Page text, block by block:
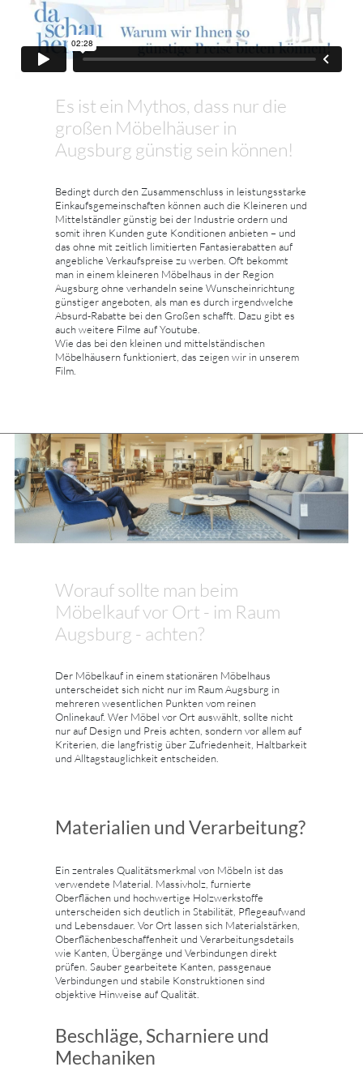
Es ist ein Mythos, dass nur die
großen Möbelhäuser in
Augsburg günstig sein können!
Bedingt durch den Zusammenschluss in leistungsstarke
Einkaufsgemeinschaften können auch die Kleineren und
Mittelständler günstig bei der Industrie ordern und
somit ihren Kunden gute Konditionen anbieten – und
das ohne mit zeitlich limitierten Fantasierabatten auf
angebliche Verkaufspreise zu werben. Oft bekommt
man in einem kleineren Möbelhaus in der Region
Augsburg ohne verhandeln seine Wunscheinrichtung
günstiger angeboten, als man es durch irgendwelche
Absurd-Rabatte bei den Großen schafft. Dazu gibt es
auch weitere Filme auf Youtube.
Wie das bei den kleinen und mittelständischen
Möbelhäusern funktioniert, das zeigen wir in unserem
Film.
Worauf sollte man beim
Möbelkauf vor Ort - im Raum
Augsburg - achten?
Der Möbelkauf in einem stationären Möbelhaus
unterscheidet sich nicht nur im Raum Augsburg in
mehreren wesentlichen Punkten vom reinen
Onlinekauf. Wer Möbel vor Ort auswählt, sollte nicht
nur auf Design und Preis achten, sondern vor allem auf
Kriterien, die langfristig über Zufriedenheit, Haltbarkeit
und Alltagstauglichkeit entscheiden.
Materialien und Verarbeitung?
Ein zentrales Qualitätsmerkmal von Möbeln ist das
verwendete Material. Massivholz, furnierte
Oberflächen und hochwertige Holzwerkstoffe
unterscheiden sich deutlich in Stabilität, Pflegeaufwand
und Lebensdauer. Vor Ort lassen sich Materialstärken,
Oberflächenbeschaffenheit und Verarbeitungsdetails
wie Kanten, Übergänge und Verbindungen direkt
prüfen. Sauber gearbeitete Kanten, passgenaue
Verbindungen und stabile Konstruktionen sind
objektive Hinweise auf Qualität.
Beschläge, Scharniere und
Mechaniken